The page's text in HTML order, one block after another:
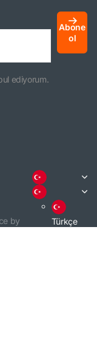
Abone
ol
ediyorum.
by
Türkçe